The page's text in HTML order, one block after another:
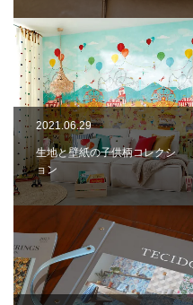
2021.06.29
生地と壁紙の子供柄コレクシ
ョン